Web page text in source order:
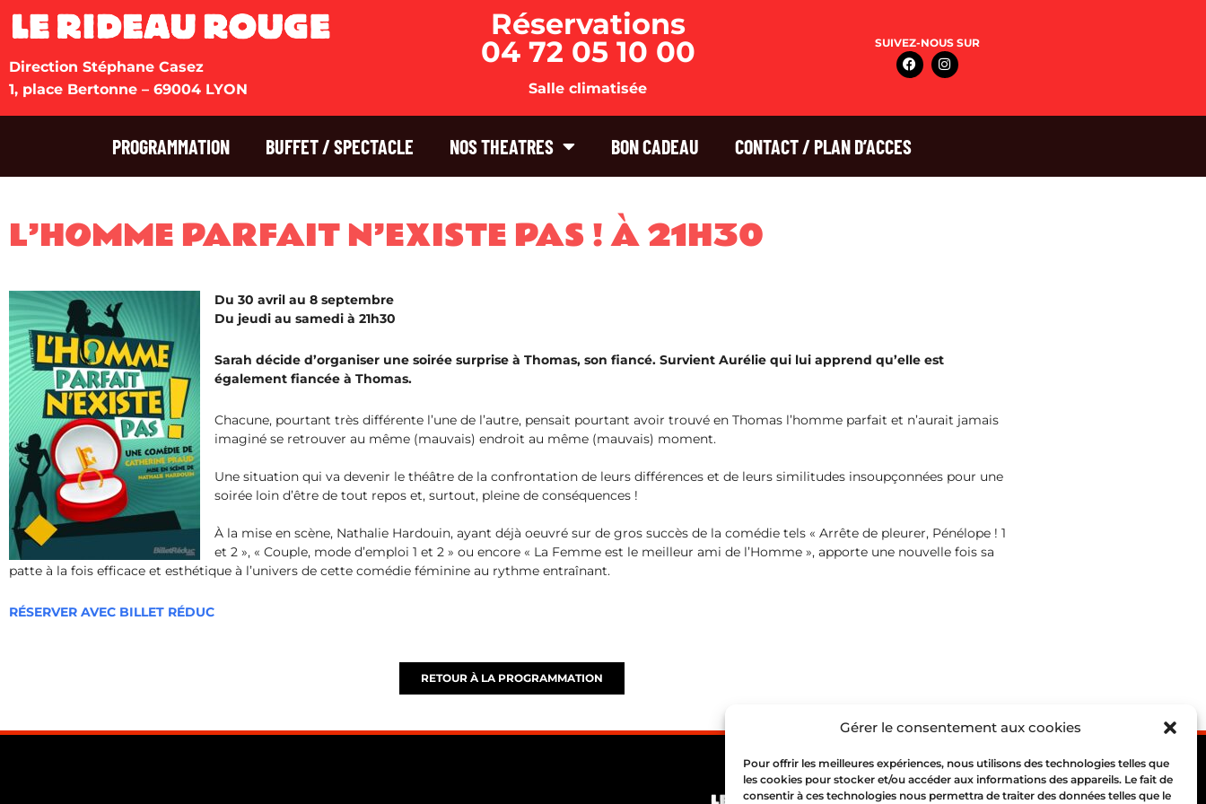
Gérer le consentement aux cookies
Pour offrir les meilleures expériences, nous utilisons des technologies telles que
les cookies pour stocker et/ou accéder aux informations des appareils. Le fait de
consentir à ces technologies nous permettra de traiter des données telles que le
Direction Stéphane Casez
1, place Bertonne – 69004 LYON
Réservations
04 72 05 10 00
Salle climatisée
SUIVEZ-NOUS SUR
PROGRAMMATION BUFFET / SPECTACLE NOS THEATRES BON CADEAU CONTACT / PLAN D’ACCES
L’HOMME PARFAIT N’EXISTE PAS ! À 21H30
Du 30 avril au 8 septembre
Du jeudi au samedi à 21h30
Sarah décide d’organiser une soirée surprise à Thomas, son fiancé. Survient Aurélie qui lui apprend qu’elle est
également fiancée à Thomas.
Chacune, pourtant très différente l’une de l’autre, pensait pourtant avoir trouvé en Thomas l’homme parfait et n’aurait jamais
imaginé se retrouver au même (mauvais) endroit au même (mauvais) moment.
Une situation qui va devenir le théâtre de la confrontation de leurs différences et de leurs similitudes insoupçonnées pour une
soirée loin d’être de tout repos et, surtout, pleine de conséquences !
À la mise en scène, Nathalie Hardouin, ayant déjà oeuvré sur de gros succès de la comédie tels « Arrête de pleurer, Pénélope ! 1
et 2 », « Couple, mode d’emploi 1 et 2 » ou encore « La Femme est le meilleur ami de l’Homme », apporte une nouvelle fois sa
patte à la fois efficace et esthétique à l’univers de cette comédie féminine au rythme entraînant.
RÉSERVER AVEC BILLET RÉDUC
RETOUR À LA PROGRAMMATION